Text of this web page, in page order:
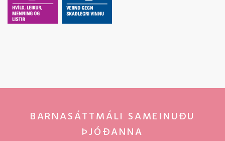
BARNASÁTTMÁLI SAMEINUÐU
ÞJÓÐANNA